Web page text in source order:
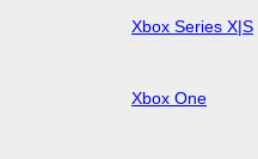
Xbox Series X|S
Xbox One